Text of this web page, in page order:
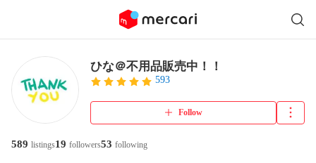
ひな＠不用品販売中！！
593
Follow
589 listings19 followers53 following